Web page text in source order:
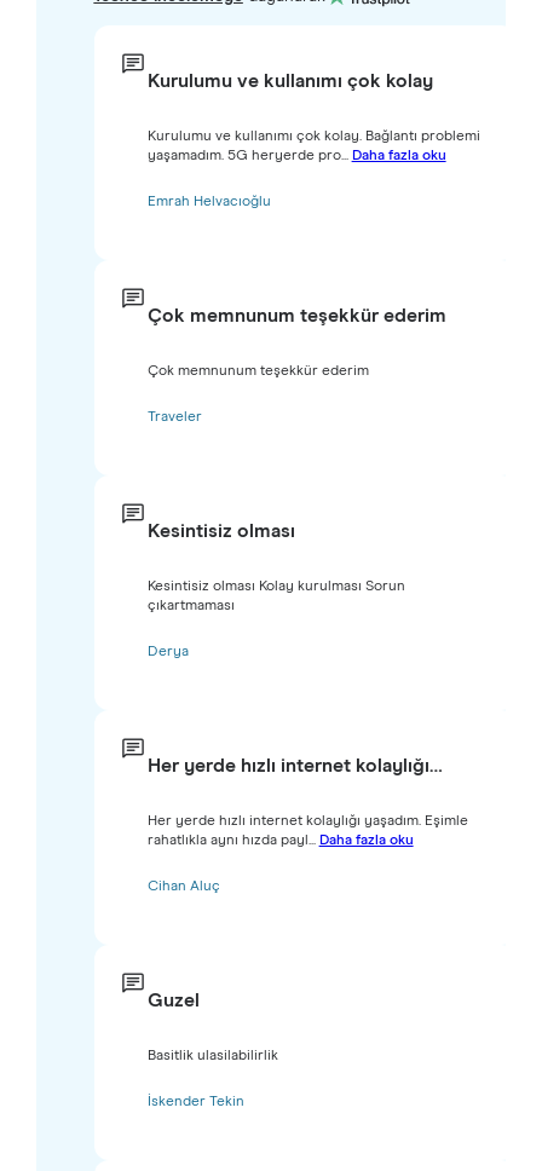
Kurulumu ve kullanımı çok kolay
Kurulumu ve kullanımı çok kolay. Bağlantı problemi
yaşamadım. 5G heryerde pro... Daha fazla oku
Emrah Helvacıoğlu
Çok memnunum teşekkür ederim
Çok memnunum teşekkür ederim
Traveler
Kesintisiz olması
Kesintisiz olması Kolay kurulması Sorun
çıkartmaması
Derya
Her yerde hızlı internet kolaylığı…
Her yerde hızlı internet kolaylığı yaşadım. Eşimle
rahatlıkla aynı hızda payl... Daha fazla oku
Cihan Aluç
Guzel
Basitlik ulasilabilirlik
İskender Tekin